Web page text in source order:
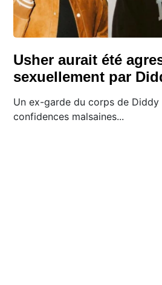
Usher aurait été
sexuellement par
Un ex-garde du corps de
confidences malsaines...